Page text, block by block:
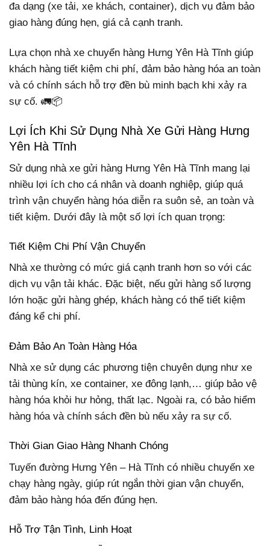
đa dạng (xe tải, xe khách, container), dịch vụ đảm bảo
giao hàng đúng hẹn, giá cả cạnh tranh.
Lựa chọn nhà xe chuyển hàng Hưng Yên Hà Tĩnh giúp
khách hàng tiết kiệm chi phí, đảm bảo hàng hóa an toàn
và có chính sách hỗ trợ đền bù minh bạch khi xảy ra
sự cố. 🚛📦
Lợi Ích Khi Sử Dụng Nhà Xe Gửi Hàng Hưng
Yên Hà Tĩnh
Sử dụng nhà xe gửi hàng Hưng Yên Hà Tĩnh mang lại
nhiều lợi ích cho cá nhân và doanh nghiệp, giúp quá
trình vận chuyển hàng hóa diễn ra suôn sẻ, an toàn và
tiết kiệm. Dưới đây là một số lợi ích quan trọng:
Tiết Kiệm Chi Phí Vận Chuyển
Nhà xe thường có mức giá cạnh tranh hơn so với các
dịch vụ vận tải khác. Đặc biệt, nếu gửi hàng số lượng
lớn hoặc gửi hàng ghép, khách hàng có thể tiết kiệm
đáng kể chi phí.
Đảm Bảo An Toàn Hàng Hóa
Nhà xe sử dụng các phương tiện chuyên dụng như xe
tải thùng kín, xe container, xe đông lạnh,… giúp bảo vệ
hàng hóa khỏi hư hỏng, thất lạc. Ngoài ra, có bảo hiểm
hàng hóa và chính sách đền bù nếu xảy ra sự cố.
Thời Gian Giao Hàng Nhanh Chóng
Tuyến đường Hưng Yên – Hà Tĩnh có nhiều chuyến xe
chạy hàng ngày, giúp rút ngắn thời gian vận chuyển,
đảm bảo hàng hóa đến đúng hẹn.
Hỗ Trợ Tận Tình, Linh Hoạt